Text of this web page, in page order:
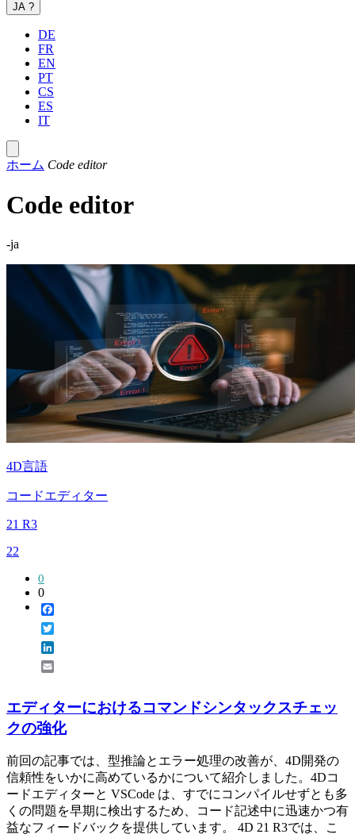
JA ?
DE
FR
EN
PT
CS
ES
IT
ホーム Code editor
Code editor
-ja
4D言語
コードエディター
21 R3
22
0
0
エディターにおけるコマンドシンタックスチェッ
クの強化
前回の記事では、型推論とエラー処理の改善が、4D開発の
信頼性をいかに高めているかについて紹介しました。4Dコ
ードエディターと VSCode は、すでにコンパイルせずとも多
くの問題を早期に検出するため、コード記述中に迅速かつ有
益なフィードバックを提供しています。 4D 21 R3では、こ